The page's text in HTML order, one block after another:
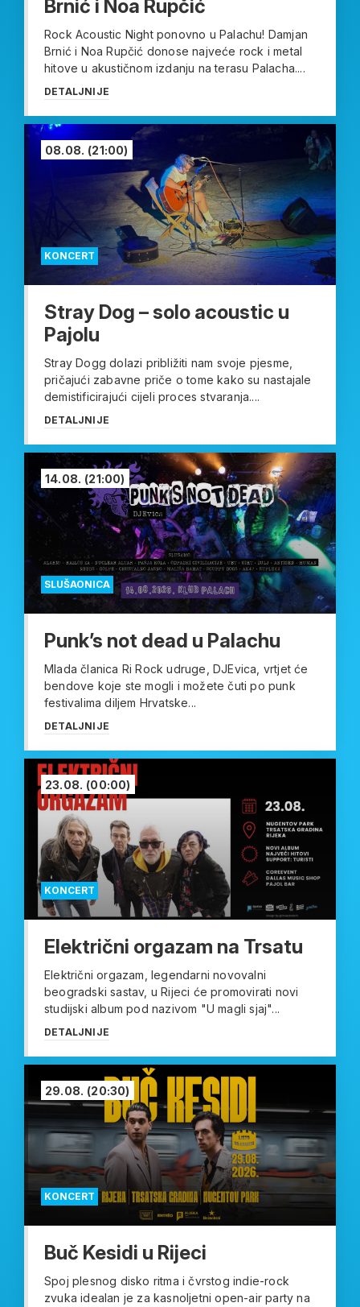
Brnić i Noa Rupčić
Rock Acoustic Night ponovno u Palachu! Damjan
Brnić i Noa Rupčić donose najveće rock i metal
hitove u akustičnom izdanju na terasu Palacha....
DETALJNIJE
KONCERT
08.08. (21:00)
Stray Dog – solo acoustic u
Pajolu
Stray Dogg dolazi približiti nam svoje pjesme,
pričajući zabavne priče o tome kako su nastajale
demistificirajući cijeli proces stvaranja....
DETALJNIJE
SLUŠAONICA
14.08. (21:00)
Punk’s not dead u Palachu
Mlada članica Ri Rock udruge, DJEvica, vrtjet će
bendove koje ste mogli i možete čuti po punk
festivalima diljem Hrvatske...
DETALJNIJE
KONCERT
23.08. (00:00)
Električni orgazam na Trsatu
Električni orgazam, legendarni novovalni
beogradski sastav, u Rijeci će promovirati novi
studijski album pod nazivom "U magli sjaj"...
DETALJNIJE
KONCERT
29.08. (20:30)
Buč Kesidi u Rijeci
Spoj plesnog disko ritma i čvrstog indie-rock
zvuka idealan je za kasnoljetni open-air party na